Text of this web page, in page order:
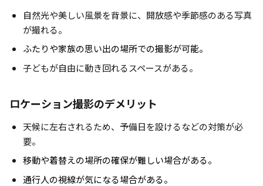
自然光や美しい風景を背景に、開放感や季節感のある写真
が撮れる。
ふたりや家族の思い出の場所での撮影が可能。
子どもが自由に動き回れるスペースがある。
ロケーション撮影のデメリット
天候に左右されるため、予備日を設けるなどの対策が必
要。
移動や着替えの場所の確保が難しい場合がある。
通行人の視線が気になる場合がある。